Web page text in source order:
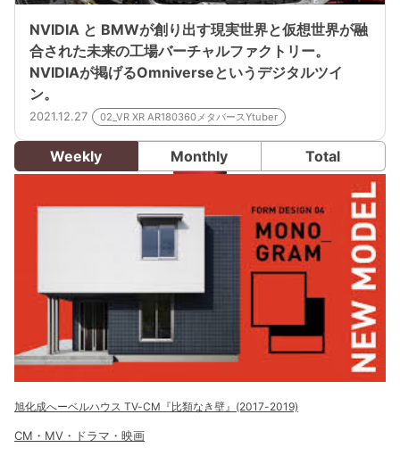
NVIDIA と BMWが創り出す現実世界と仮想世界が融
合された未来の工場バーチャルファクトリー。
NVIDIAが掲げるOmniverseというデジタルツイ
ン。
2021.12.27 02_VR XR AR180360メタバースYtuber
Weekly Monthly Total
旭化成へーベルハウス TV-CM『比類なき壁』(2017-2019)
CM・MV・ドラマ・映画